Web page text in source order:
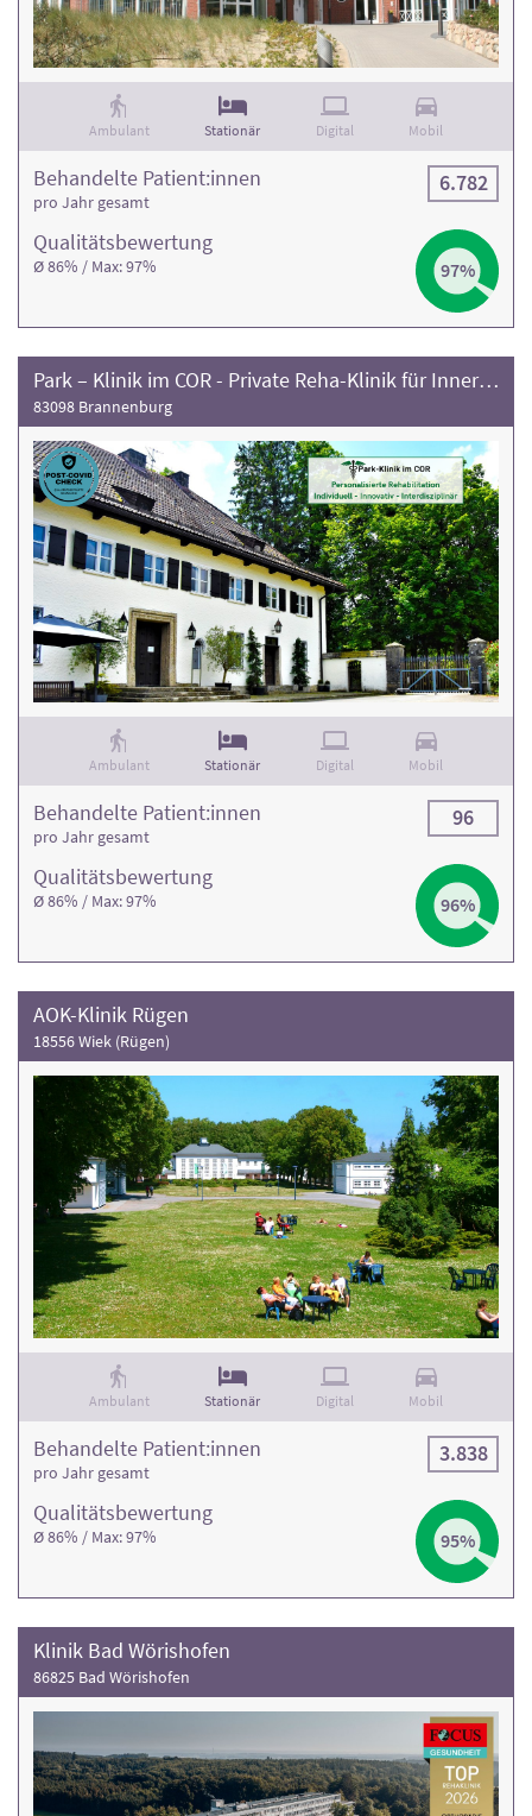
Ambulant Stationär Digital Mobil
Qualitäts­bewertung
Ø 86% / Max: 97% 97%
Behandelte Patient:innen
pro Jahr gesamt
6.782
Park – Klinik im COR - Private Reha-Klinik für Innere Medizin zur Behandlung von Erschöpfungssyndromen (Long/Post-COVID, ME/CFS u.a.)
83098 Brannenburg
Ambulant Stationär Digital Mobil
Qualitäts­bewertung
Ø 86% / Max: 97% 96%
Behandelte Patient:innen
pro Jahr gesamt
96
AOK-Klinik Rügen
18556 Wiek (Rügen)
Ambulant Stationär Digital Mobil
Qualitäts­bewertung
Ø 86% / Max: 97% 95%
Behandelte Patient:innen
pro Jahr gesamt
3.838
Klinik Bad Wörishofen
86825 Bad Wörishofen